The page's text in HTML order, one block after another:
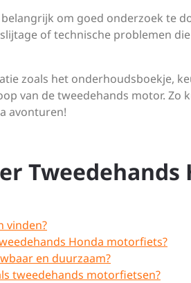
om goed onderzoek te
of technische problemen
zoals het onderhoudsboekje,
van de tweedehands motor. Zo
avonturen!
Tweedehands
vinden?
Honda motorfiets?
en duurzaam?
tweedehands motorfietsen?